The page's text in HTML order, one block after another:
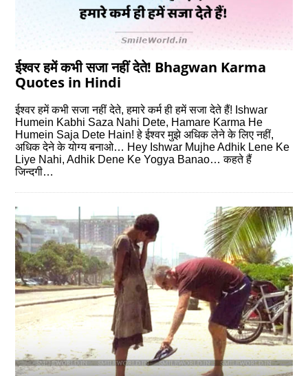
ईश्वर हमें कभी सजा नहीं देते! Bhagwan Karma
Quotes in Hindi
ईश्वर हमें कभी सजा नहीं देते, हमारे कर्म ही हमें सजा देते हैं! Ishwar
Humein Kabhi Saza Nahi Dete, Hamare Karma He
Humein Saja Dete Hain! हे ईश्वर मुझे अधिक लेने के लिए नहीं,
अधिक देने के योग्‍य बनाओ… Hey Ishwar Mujhe Adhik Lene Ke
Liye Nahi, Adhik Dene Ke Yogya Banao… कहते हैं
जिन्‍दगी…